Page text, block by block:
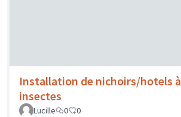
Installation de nichoirs/hotels à
insectes
Lucille
0 0